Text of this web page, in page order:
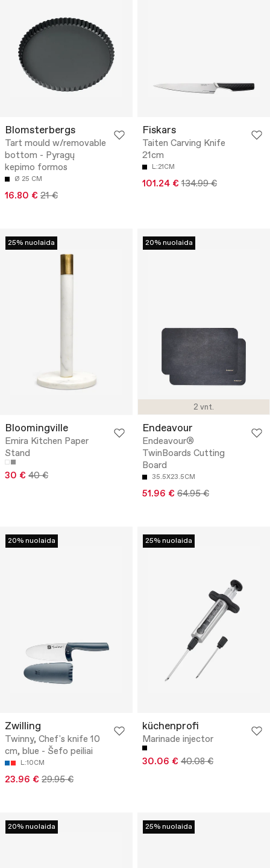
Blomsterbergs
Tart mould w/removable
bottom - Pyragų
kepimo formos
Ø 25 CM
16.80 € 21 €
Fiskars
Taiten Carving Knife
21cm
L:21CM
101.24 € 134.99 €
25% nuolaida
Bloomingville
Emira Kitchen Paper
Stand
30 € 40 €
2 vnt.
20% nuolaida
Endeavour
Endeavour®
TwinBoards Cutting
Board
35.5X23.5CM
51.96 € 64.95 €
20% nuolaida
Zwilling
Twinny, Chef's knife 10
cm, blue - Šefo peiliai
L:10CM
23.96 € 29.95 €
25% nuolaida
küchenprofi
Marinade injector
30.06 € 40.08 €
20% nuolaida 25% nuolaida